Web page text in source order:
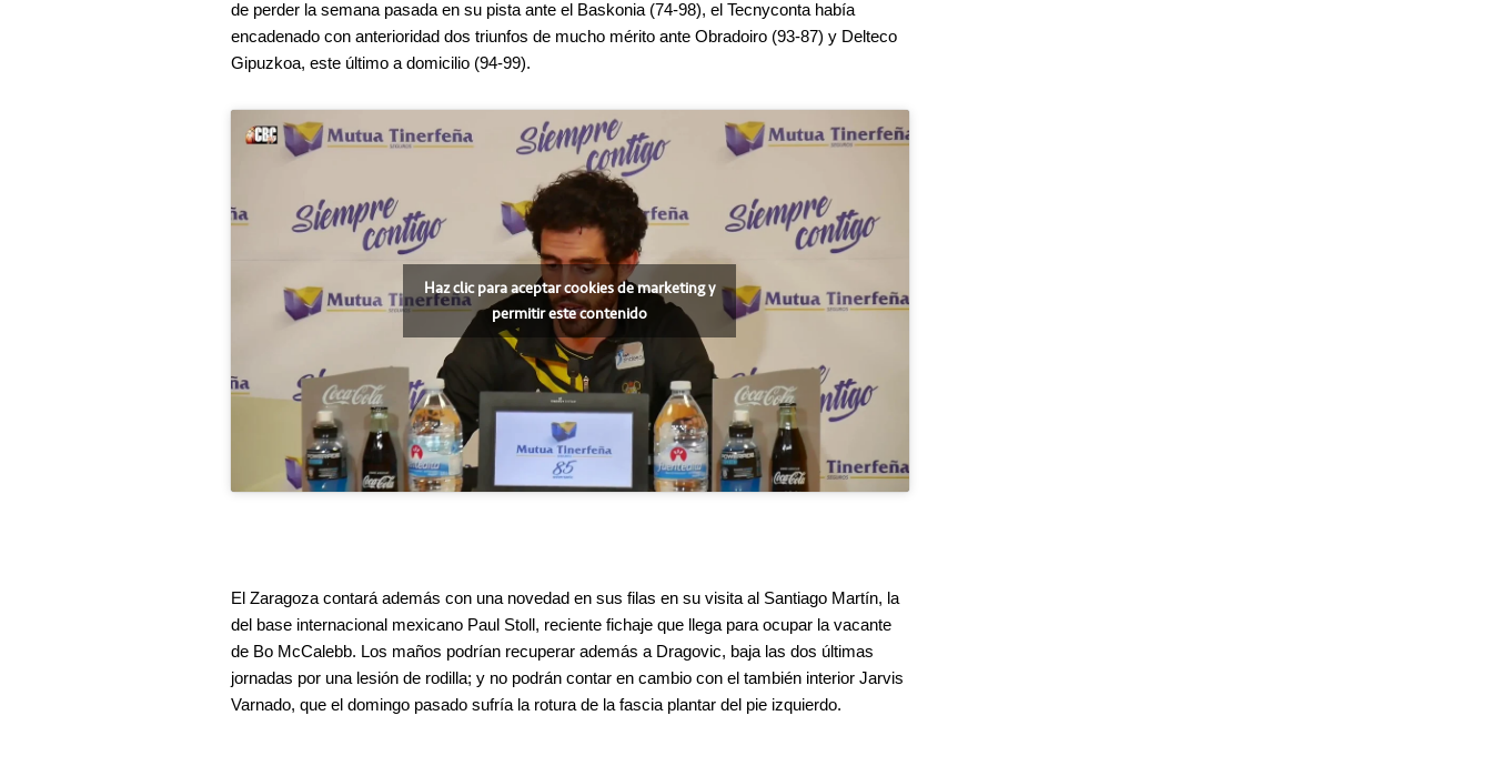
de perder la semana pasada en su pista ante el Baskonia (74-98), el Tecnyconta había
encadenado con anterioridad dos triunfos de mucho mérito ante Obradoiro (93-87) y Delteco
Gipuzkoa, este último a domicilio (94-99).
Haz clic para aceptar cookies de marketing y
permitir este contenido
El Zaragoza contará además con una novedad en sus filas en su visita al Santiago Martín, la
del base internacional mexicano Paul Stoll, reciente fichaje que llega para ocupar la vacante
de Bo McCalebb. Los maños podrían recuperar además a Dragovic, baja las dos últimas
jornadas por una lesión de rodilla; y no podrán contar en cambio con el también interior Jarvis
Varnado, que el domingo pasado sufría la rotura de la fascia plantar del pie izquierdo.